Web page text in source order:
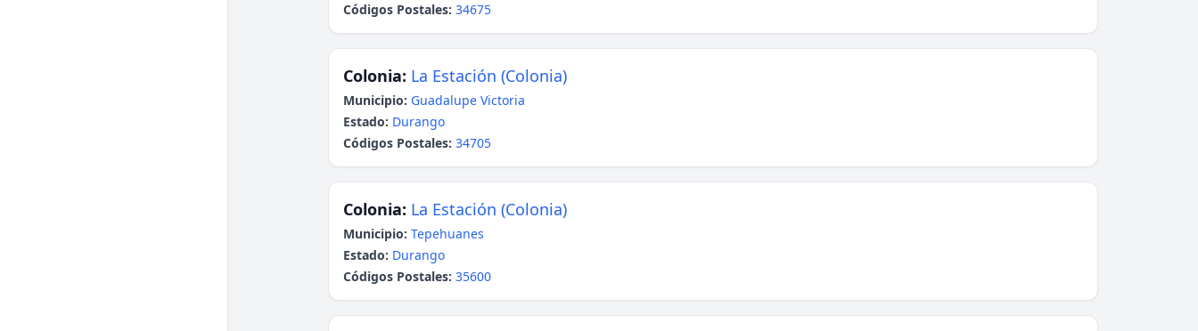
Códigos Postales: 34675
Colonia: La Estación (Colonia)
Municipio: Guadalupe Victoria
Estado: Durango
Códigos Postales: 34705
Colonia: La Estación (Colonia)
Municipio: Tepehuanes
Estado: Durango
Códigos Postales: 35600